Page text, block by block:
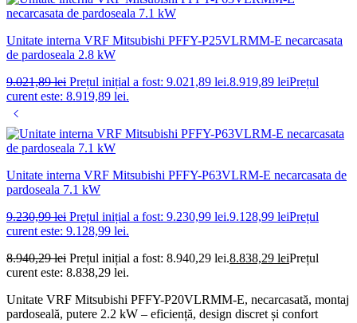
Unitate interna VRF Mitsubishi PFFY-P25VLRMM-E necarcasata
de pardoseala 2.8 kW
9.021,89lei Prețul inițial a fost: 9.021,89 lei.8.919,89 leiPrețul
curent este: 8.919,89 lei.
Unitate interna VRF Mitsubishi PFFY-P63VLRM-E necarcasata de
pardoseala 7.1 kW
9.230,99lei Prețul inițial a fost: 9.230,99 lei.9.128,99 leiPrețul
curent este: 9.128,99 lei.
8.940,29lei Prețul inițial a fost: 8.940,29 lei.8.838,29 leiPrețul
curent este: 8.838,29 lei.
Unitate VRF Mitsubishi PFFY-P20VLRMM-E, necarcasată, montaj
pardoseală, putere 2.2 kW – eficiență, design discret și confort